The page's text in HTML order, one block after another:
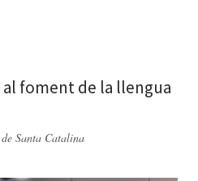
foment de la llengua
Santa Catalina